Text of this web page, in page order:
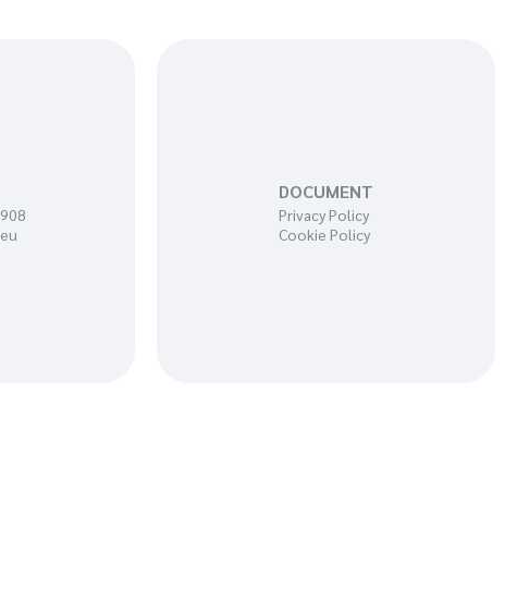
DOCUMENT
Privacy Policy
Cookie Policy